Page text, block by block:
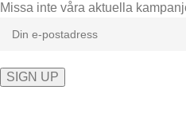
Missa inte våra aktuella